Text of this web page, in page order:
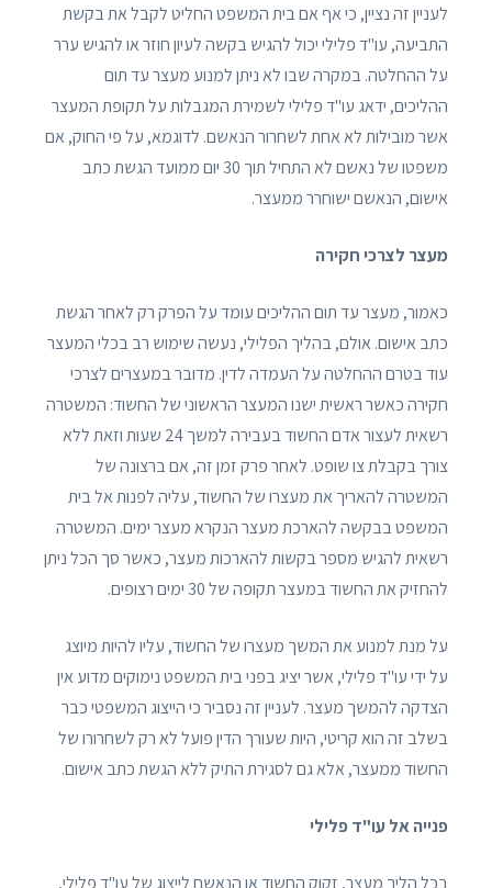
לעניין זה נציין, כי אף אם בית המשפט החליט לקבל את בקשת
התביעה, עו"ד פלילי יכול להגיש בקשה לעיון חוזר או להגיש ערר
על ההחלטה. במקרה שבו לא ניתן למנוע מעצר עד תום
ההליכים, ידאג עו"ד פלילי לשמירת המגבלות על תקופת המעצר
אשר מובילות לא אחת לשחרור הנאשם. לדוגמא, על פי החוק, אם
משפטו של נאשם לא התחיל תוך 30 יום ממועד הגשת כתב
אישום, הנאשם ישוחרר ממעצר.
מעצר לצרכי חקירה
כאמור, מעצר עד תום ההליכים עומד על הפרק רק לאחר הגשת
כתב אישום. אולם, בהליך הפלילי, נעשה שימוש רב בכלי המעצר
עוד בטרם ההחלטה על העמדה לדין. מדובר במעצרים לצרכי
חקירה כאשר ראשית ישנו המעצר הראשוני של החשוד: המשטרה
רשאית לעצור אדם החשוד בעבירה למשך 24 שעות וזאת ללא
צורך בקבלת צו שופט. לאחר פרק זמן זה, אם ברצונה של
המשטרה להאריך את מעצרו של החשוד, עליה לפנות אל בית
המשפט בבקשה להארכת מעצר הנקרא מעצר ימים. המשטרה
רשאית להגיש מספר בקשות להארכות מעצר, כאשר סך הכל ניתן
להחזיק את החשוד במעצר תקופה של 30 ימים רצופים.
על מנת למנוע את המשך מעצרו של החשוד, עליו להיות מיוצג
על ידי עו"ד פלילי, אשר יציג בפני בית המשפט נימוקים מדוע אין
הצדקה להמשך מעצר. לעניין זה נסביר כי הייצוג המשפטי כבר
בשלב זה הוא קריטי, היות שעורך הדין פועל לא רק לשחרורו של
החשוד ממעצר, אלא גם לסגירת התיק ללא הגשת כתב אישום.
פנייה אל עו"ד פלילי
בכל הליך מעצר, זקוק החשוד או הנאשם לייצוג של עו"ד פלילי,